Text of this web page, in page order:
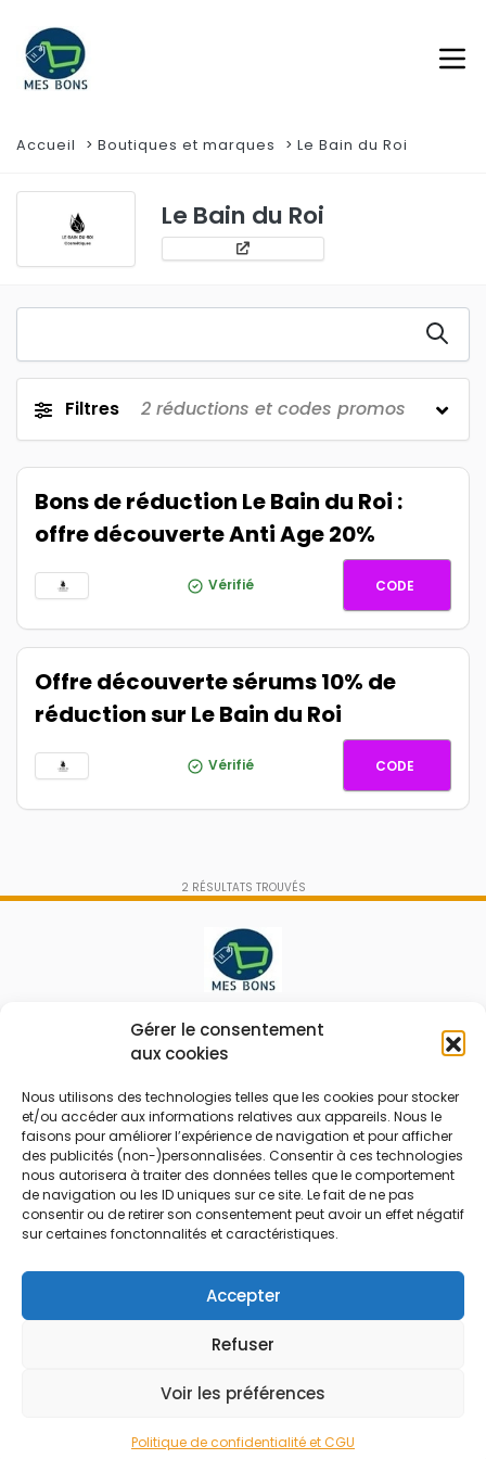
Gérer le consentement
aux cookies
Nous utilisons des technologies telles que les cookies pour stocker
et/ou accéder aux informations relatives aux appareils. Nous le
faisons pour améliorer l’expérience de navigation et pour afficher
des publicités (non-)personnalisées. Consentir à ces technologies
nous autorisera à traiter des données telles que le comportement
de navigation ou les ID uniques sur ce site. Le fait de ne pas
consentir ou de retirer son consentement peut avoir un effet négatif
sur certaines fonctonnalités et caractéristiques.
Accepter
Refuser
Voir les préférences
Politique de confidentialité et CGU
Accueil Boutiques et marques Le Bain du Roi
Le Bain du Roi
Filtres 2 réductions et codes promos
Bons de réduction Le Bain du Roi :
offre découverte Anti Age 20%
Vérifié CODE
Offre découverte sérums 10% de
réduction sur Le Bain du Roi
Vérifié CODE
2 RÉSULTATS TROUVÉS
Le prix peut être réduit !
FAQ
Qui sommes nous
Contactez-nous
Mentions légales
Code réduction
Bons plans
Soldes
French Days
© 2026 Tous droits réservés.
Rechercher Marchands Catégories